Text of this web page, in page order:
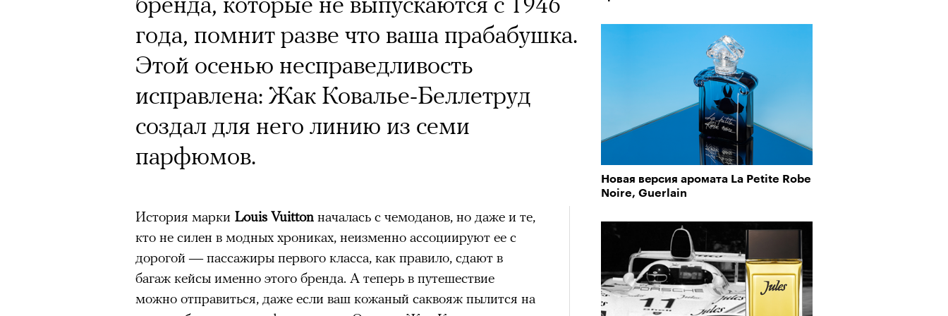
Новая версия аромата La Petite Robe
Noire, Guerlain
года, помнит разве что ваша прабабушка.
Этой осенью несправедливость
исправлена: Жак Ковалье-Беллетруд
создал для него линию из семи
парфюмов.
История марки Louis Vuitton началась с чемоданов, но даже и те,
кто не силен в модных хрониках, неизменно ассоциируют ее с
дорогой — пассажиры первого класса, как правило, сдают в
багаж кейсы именно этого бренда. А теперь в путешествие
можно отправиться, даже если ваш кожаный саквояж пылится на
Локарно-2025: объединение двух
Корей и мир, в котором нет
первых показах на остросоциальные
темы
Подписывайтесь на телеграм-канал «РБК Стиль»
Зеленые глаза» Фанни Лиатар и Жереми Труиля
«Бумажный тигр» Джеймса Грэя
«Охота» Уэйна Вапимуквы
Ретроспектива «Красное и черное: голливудские левые и черный